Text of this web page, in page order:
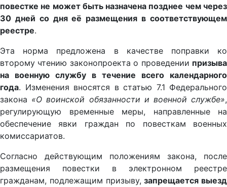
повестке не может быть назначена позднее чем через
30 дней со дня её размещения в соответствующем
реестре.
Эта норма предложена в качестве поправки ко
второму чтению законопроекта о проведении призыва
на военную службу в течение всего календарного
года. Изменения вносятся в статью 7.1 Федерального
закона «О воинской обязанности и военной службе»,
регулирующую временные меры, направленные на
обеспечение явки граждан по повесткам военных
комиссариатов.
Согласно действующим положениям закона, после
размещения повестки в электронном реестре
гражданам, подлежащим призыву,запрещается выезд